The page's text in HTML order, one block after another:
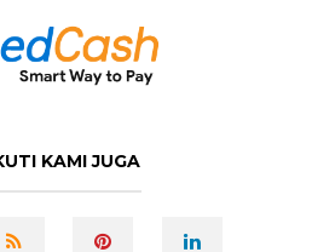
KAMI JUGA